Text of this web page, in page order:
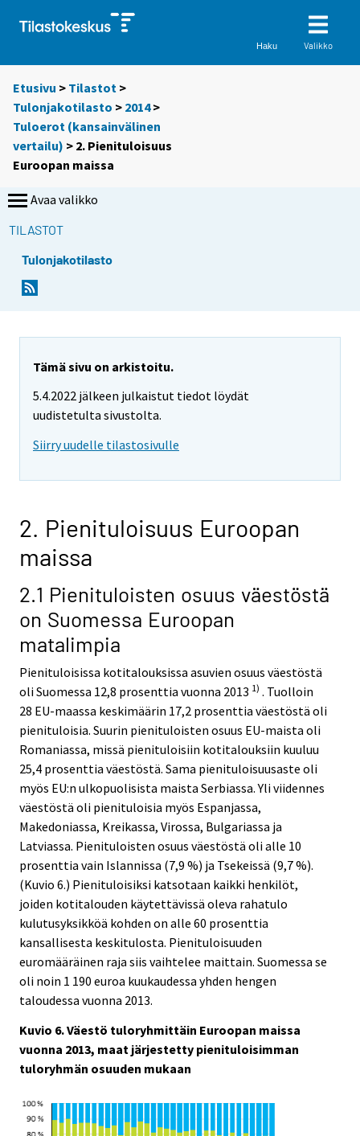
Haku Valikko
Etusivu > Tilastot >
Tulonjakotilasto > 2014>
Tuloerot (kansainvälinen
vertailu) > 2. Pienituloisuus
Euroopan maissa
Avaa valikko
TILASTOT
Tulonjakotilasto
Tämä sivu on arkistoitu.
5.4.2022 jälkeen julkaistut tiedot löydät
uudistetulta sivustolta.
Siirry uudelle tilastosivulle
2. Pienituloisuus Euroopan
maissa
2.1 Pienituloisten osuus väestöstä
on Suomessa Euroopan
matalimpia
Pienituloisissa kotitalouksissa asuvien osuus väestöstä
oli Suomessa 12,8 prosenttia vuonna 2013 1) . Tuolloin
28 EU-maassa keskimäärin 17,2 prosenttia väestöstä oli
pienituloisia. Suurin pienituloisten osuus EU-maista oli
Romaniassa, missä pienituloisiin kotitalouksiin kuuluu
25,4 prosenttia väestöstä. Sama pienituloisuusaste oli
myös EU:n ulkopuolisista maista Serbiassa. Yli viidennes
väestöstä oli pienituloisia myös Espanjassa,
Makedoniassa, Kreikassa, Virossa, Bulgariassa ja
Latviassa. Pienituloisten osuus väestöstä oli alle 10
prosenttia vain Islannissa (7,9 %) ja Tsekeissä (9,7 %).
(Kuvio 6.) Pienituloisiksi katsotaan kaikki henkilöt,
joiden kotitalouden käytettävissä oleva rahatulo
kulutusyksikköä kohden on alle 60 prosenttia
kansallisesta keskitulosta. Pienituloisuuden
euromääräinen raja siis vaihtelee maittain. Suomessa se
oli noin 1 190 euroa kuukaudessa yhden hengen
taloudessa vuonna 2013.
Kuvio 6. Väestö tuloryhmittäin Euroopan maissa
vuonna 2013, maat järjestetty pienituloisimman
tuloryhmän osuuden mukaan